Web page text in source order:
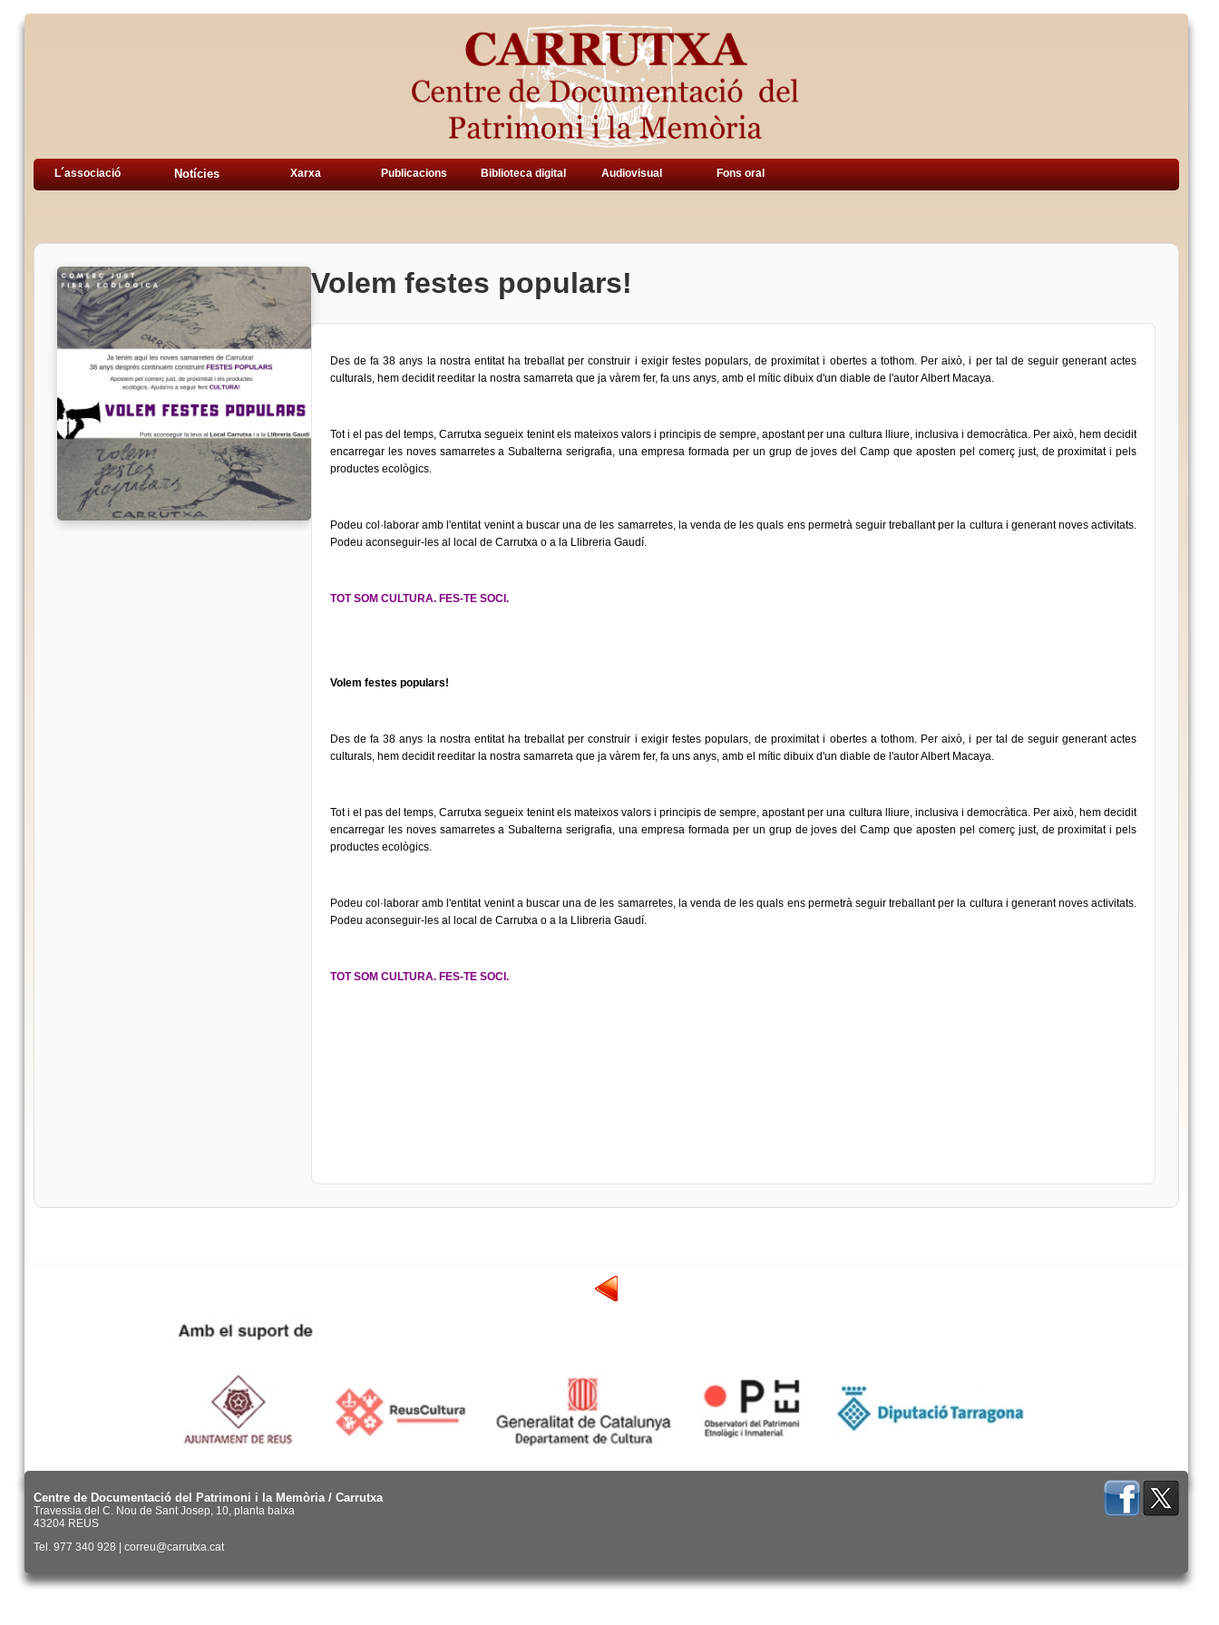
L´associació Notícies Xarxa Publicacions Biblioteca digital Audiovisual Fons oral
Volem festes populars!
Des de fa 38 anys la nostra entitat ha treballat per construir i exigir festes populars, de proximitat i obertes a tothom. Per això, i per tal de seguir generant actes
culturals, hem decidit reeditar la nostra samarreta que ja vàrem fer, fa uns anys, amb el mític dibuix d'un diable de l'autor Albert Macaya.
Tot i el pas del temps, Carrutxa segueix tenint els mateixos valors i principis de sempre, apostant per una cultura lliure, inclusiva i democràtica. Per això, hem decidit
encarregar les noves samarretes a Subalterna serigrafia, una empresa formada per un grup de joves del Camp que aposten pel comerç just, de proximitat i pels
productes ecològics.
Podeu col·laborar amb l'entitat venint a buscar una de les samarretes, la venda de les quals ens permetrà seguir treballant per la cultura i generant noves activitats.
Podeu aconseguir-les al local de Carrutxa o a la Llibreria Gaudí.
TOT SOM CULTURA. FES-TE SOCI.
Volem festes populars!
Des de fa 38 anys la nostra entitat ha treballat per construir i exigir festes populars, de proximitat i obertes a tothom. Per això, i per tal de seguir generant actes
culturals, hem decidit reeditar la nostra samarreta que ja vàrem fer, fa uns anys, amb el mític dibuix d'un diable de l'autor Albert Macaya.
Tot i el pas del temps, Carrutxa segueix tenint els mateixos valors i principis de sempre, apostant per una cultura lliure, inclusiva i democràtica. Per això, hem decidit
encarregar les noves samarretes a Subalterna serigrafia, una empresa formada per un grup de joves del Camp que aposten pel comerç just, de proximitat i pels
productes ecològics.
Podeu col·laborar amb l'entitat venint a buscar una de les samarretes, la venda de les quals ens permetrà seguir treballant per la cultura i generant noves activitats.
Podeu aconseguir-les al local de Carrutxa o a la Llibreria Gaudí.
TOT SOM CULTURA. FES-TE SOCI.
Centre de Documentació del Patrimoni i la Memòria / Carrutxa
Travessia del C. Nou de Sant Josep, 10, planta baixa
43204 REUS
Tel. 977 340 928 | correu@carrutxa.cat